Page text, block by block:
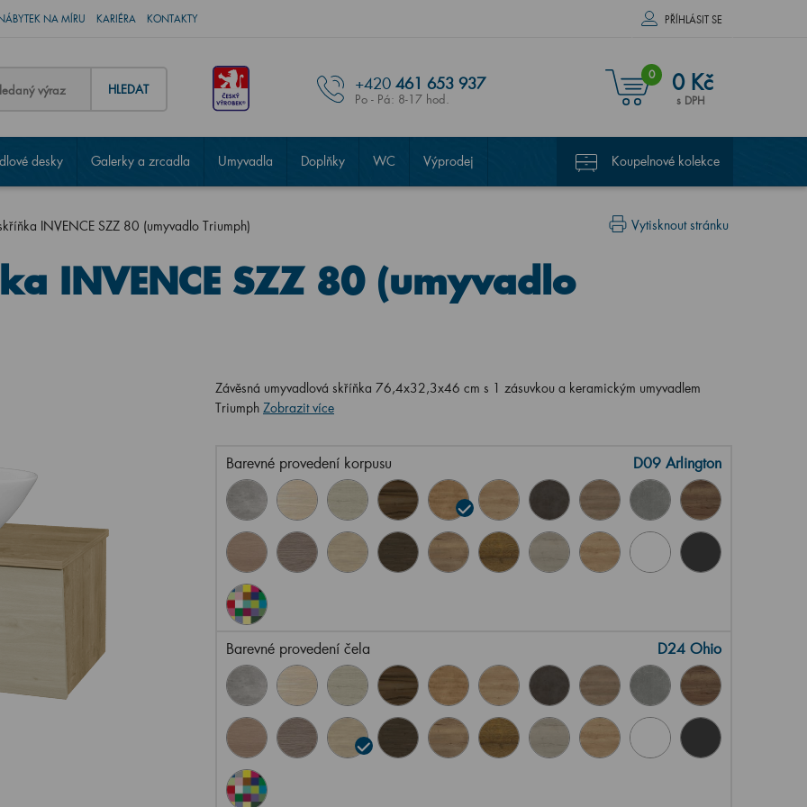
NA MÍRU KARIÉRA KONTAKTY PŘÍHLÁSIT SE
HLEDAT +420 461 653 937
Po - Pá: 8-17 hod.
0 0 Kč
s DPH
desky Galerky a zrcadla Umyvadla Doplňky WC Výprodej Koupelnové kolekce
Vytisknout stránku
INVENCE SZZ 80 (umyvadlo Triumph)
INVENCE SZZ 80 (umyvadlo
Závěsná umyvadlová skříňka 76,4x32,3x46 cm s 1 zásuvkou a keramickým umyvadlem
Triumph Zobrazit více
Barevné provedení korpusu D09 Arlington
Barevné provedení čela D24 Ohio